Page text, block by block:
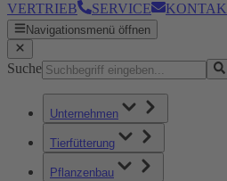
VERTRIEB
SERVICE
Navigationsmenü öffnen
Suche
Unternehmen
Tierfütterung
Pflanzenbau